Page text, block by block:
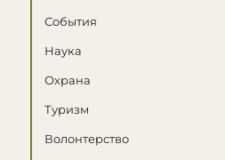
События
Наука
Охрана
Туризм
Волонтерство